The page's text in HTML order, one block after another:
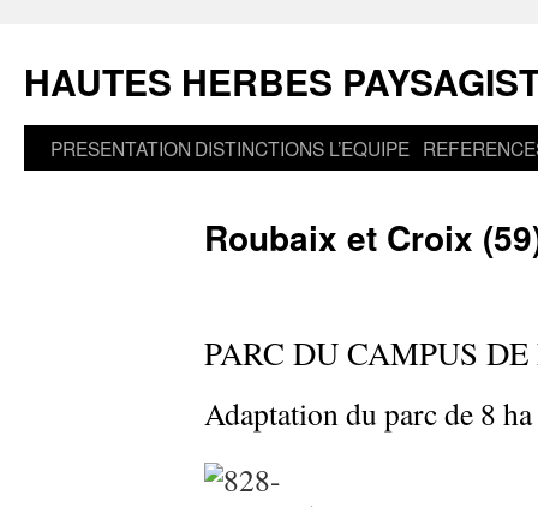
contenu
HAUTES HERBES
PRESENTATION DISTINCTIONS L’EQUIPE
Roubaix et Croix
PARC DU CAMPUS DE
Adaptation du parc de 8